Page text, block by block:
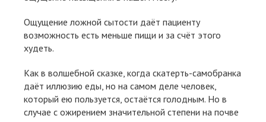
Ощущение ложной сытости даёт пациенту
возможность есть меньше пищи и за счёт этого
худеть.
Как в волшебной сказке, когда скатерть-самобранка
даёт иллюзию еды, но на самом деле человек,
который ею пользуется, остаётся голодным. Но в
случае с ожирением значительной степени на почве